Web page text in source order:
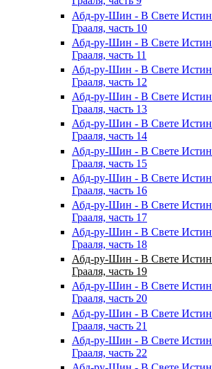
Абд-ру-Шин - В Свете
Грааля, часть 10
Абд-ру-Шин - В Свете
Грааля, часть 11
Абд-ру-Шин - В Свете
Грааля, часть 12
Абд-ру-Шин - В Свете
Грааля, часть 13
Абд-ру-Шин - В Свете
Грааля, часть 14
Абд-ру-Шин - В Свете
Грааля, часть 15
Абд-ру-Шин - В Свете
Грааля, часть 16
Абд-ру-Шин - В Свете
Грааля, часть 17
Абд-ру-Шин - В Свете
Грааля, часть 18
Абд-ру-Шин - В Свете
Грааля, часть 19
Абд-ру-Шин - В Свете
Грааля, часть 20
Абд-ру-Шин - В Свете
Грааля, часть 21
Абд-ру-Шин - В Свете
Грааля, часть 22